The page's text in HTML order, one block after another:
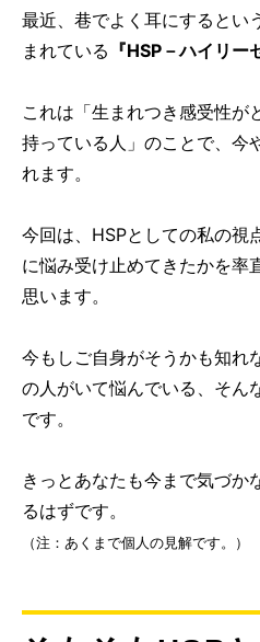
最近、巷でよく耳にするとい
まれている 『HSP－ハイリー
これは「生まれつき感受性が
持っている人」のことで、今
れます。
今回は、HSPとしての私の視
に悩み受け止めてきたかを率
思います。
今もしご自身がそうかも知れ
の人がいて悩んでいる、そん
です。
きっとあなたも今まで気づか
るはずです。
（注：あくまで個人の見解です。）